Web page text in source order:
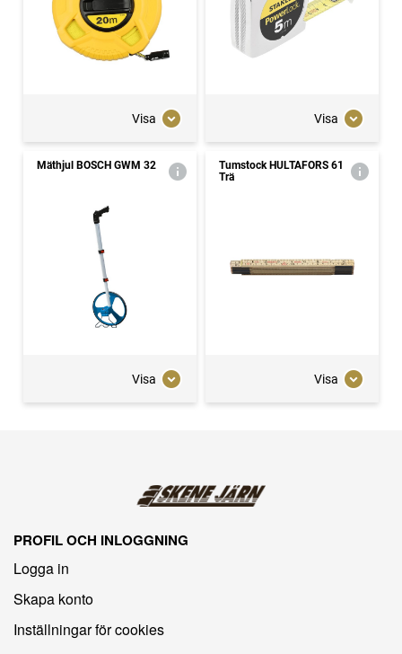
Visa Visa
Mäthjul BOSCH GWM 32
Visa
Tumstock HULTAFORS 61
Trä
Visa
PROFIL OCH INLOGGNING
Logga in
Skapa konto
Inställningar för cookies